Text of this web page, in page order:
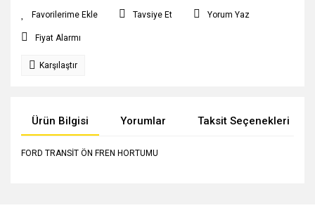
Tavsiye Et Yorum Yaz
Fiyat Alarmı
Karşılaştır
Ürün Bilgisi Yorumlar Taksit Seçenekleri
FORD TRANSİT ÖN FREN HORTUMU